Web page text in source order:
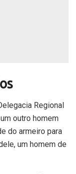
Regional
outro homem
do armeiro para
um homem de